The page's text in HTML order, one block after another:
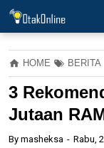
HOME BERITA
3
Jutaan
By masheksa Rabu,